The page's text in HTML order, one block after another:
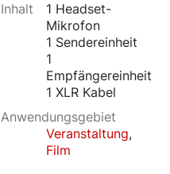
Inhalt
1 Headset-
Mikrofon
1 Sendereinheit
1
Empfängereinheit
1 XLR Kabel
Anwendungsgebiet
Veranstaltung,
Film